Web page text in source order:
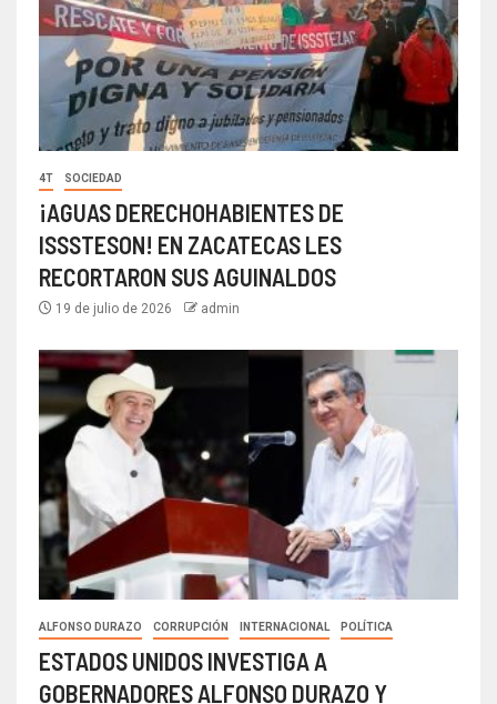
4T SOCIEDAD
¡AGUAS DERECHOHABIENTES DE
ISSSTESON! EN ZACATECAS LES
RECORTARON SUS AGUINALDOS
19 de julio de 2026 admin
ALFONSO DURAZO CORRUPCIÓN INTERNACIONAL POLÍTICA
ESTADOS UNIDOS INVESTIGA A
GOBERNADORES ALFONSO DURAZO Y